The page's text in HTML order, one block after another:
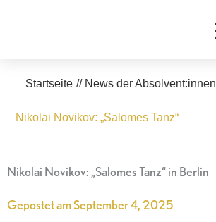
Startseite // News der Absolvent:innen
Nikolai Novikov: „Salomes Tanz“
Nikolai Novikov: „Salomes Tanz“ in Berlin
Gepostet amSeptember 4, 2025